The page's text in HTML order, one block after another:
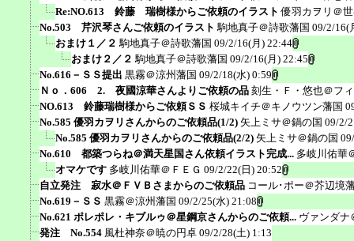
Re:NO.613 鈴藤 瑞樹様からご依頼のイラスト 優羽カヲリ＠
No.503 芹沢琴さんご依頼のイラスト 駒地真子＠詩歌藩国 09/2/16(
おまけ１／２ 駒地真子＠詩歌藩国 09/2/16(月) 22:44
おまけ２／２ 駒地真子＠詩歌藩国 09/2/16(月) 22:45
No.616－ＳＳ提出 黒霧＠涼州藩国 09/2/18(水) 0:59
Ｎｏ．606 2. 夜國涼華さんよりご依頼の品 刻生・Ｆ・悠也＠フ
NO.613 鈴藤瑞樹様からご依頼ＳＳ 桜城キイチ＠キノウツン藩国
No.585 優羽カヲリさんからのご依頼品(1/2) 矢上ミサ＠鍋の国 09/2/
No.585 優羽カヲリさんからのご依頼品(2/2) 矢上ミサ＠鍋の国
No.610 都築つらね＠満天星国さん依頼イラスト完成... 多岐川佑華
オマケです 多岐川佑華＠ＦＥＧ 09/2/22(日) 20:52
自立発注 寂水＠ＦＶＢさまからのご依頼品 コール･ポー＠芥辺境
No.619－ＳＳ 黒霧＠涼州藩国 09/2/25(水) 21:08
No.621 ポレポレ・キブルゥ＠星鋼京さんからのご依頼... ヴァンダナ
発注 No.554 風杜神奈＠暁の円卓 09/2/28(土) 1:13